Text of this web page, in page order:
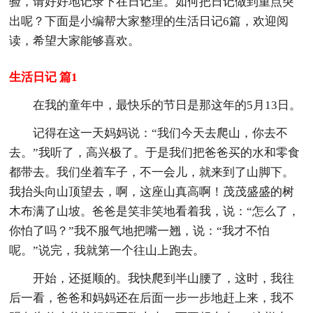
出呢？下面是小编帮大家整理的生活日记6篇，欢迎阅
读，希望大家能够喜欢。
生活日记 篇1
在我的童年中，最快乐的节日是那这年的5月13日。
记得在这一天妈妈说：“我们今天去爬山，你去不
去。”我听了，高兴极了。于是我们把爸爸买的水和零食
都带去。我们坐着车子，不一会儿，就来到了山脚下。
我抬头向山顶望去，啊，这座山真高啊！茂茂盛盛的树
木布满了山坡。爸爸是笑非笑地看着我，说：“怎么了，
你怕了吗？”我不服气地把嘴一翘，说：“我才不怕
呢。”说完，我就第一个往山上跑去。
开始，还挺顺的。我快爬到半山腰了，这时，我往
后一看，爸爸和妈妈还在后面一步一步地赶上来，我不